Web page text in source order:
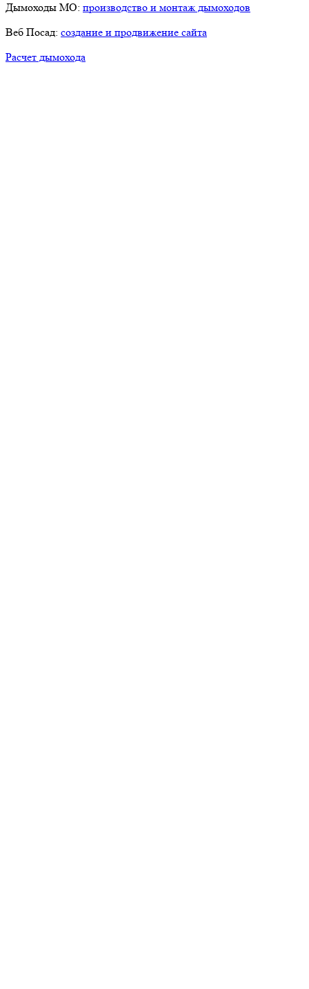
Дымоходы МО: производство и монтаж дымоходов
Веб Посад: создание и продвижение сайта
Расчет дымохода